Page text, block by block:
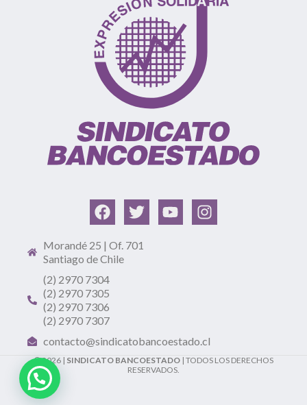
Morandé 25 | Of. 701
Santiago de Chile
(2) 2970 7304
(2) 2970 7305
(2) 2970 7306
(2) 2970 7307
contacto@sindicatobancoestado.cl
© 2026 | SINDICATO BANCOESTADO | TODOS LOS DERECHOS
RESERVADOS.